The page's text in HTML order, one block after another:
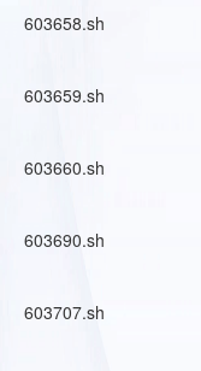
603658.sh
603659.sh
603660.sh
603690.sh
603707.sh